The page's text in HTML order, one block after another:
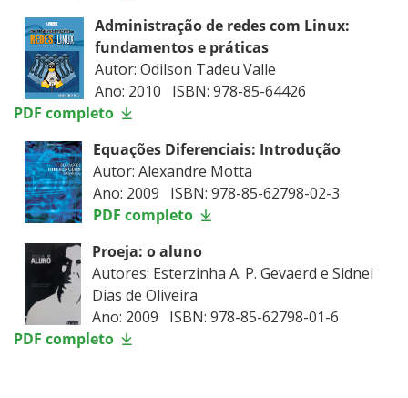
Administração de redes com Linux:
fundamentos e práticas
Autor: Odilson Tadeu Valle
Ano: 2010 ISBN: 978-85-64426
PDF completo
Equações Diferenciais: Introdução
Autor: Alexandre Motta
Ano: 2009 ISBN: 978-85-62798-02-3
PDF completo
Proeja: o aluno
Autores: Esterzinha A. P. Gevaerd e Sidnei
Dias de Oliveira
Ano: 2009 ISBN: 978-85-62798-01-6
PDF completo